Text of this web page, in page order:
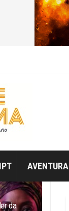
da
AVENTURA